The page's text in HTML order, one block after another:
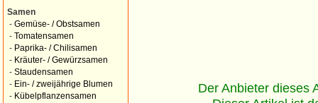
Samen
- Gemüse- / Obstsamen
- Tomatensamen
- Paprika- / Chilisamen
- Kräuter- / Gewürzsamen
- Staudensamen
- Ein- / zweijährige Blumen
- Kübelpflanzensamen
Der Anbieter dieses